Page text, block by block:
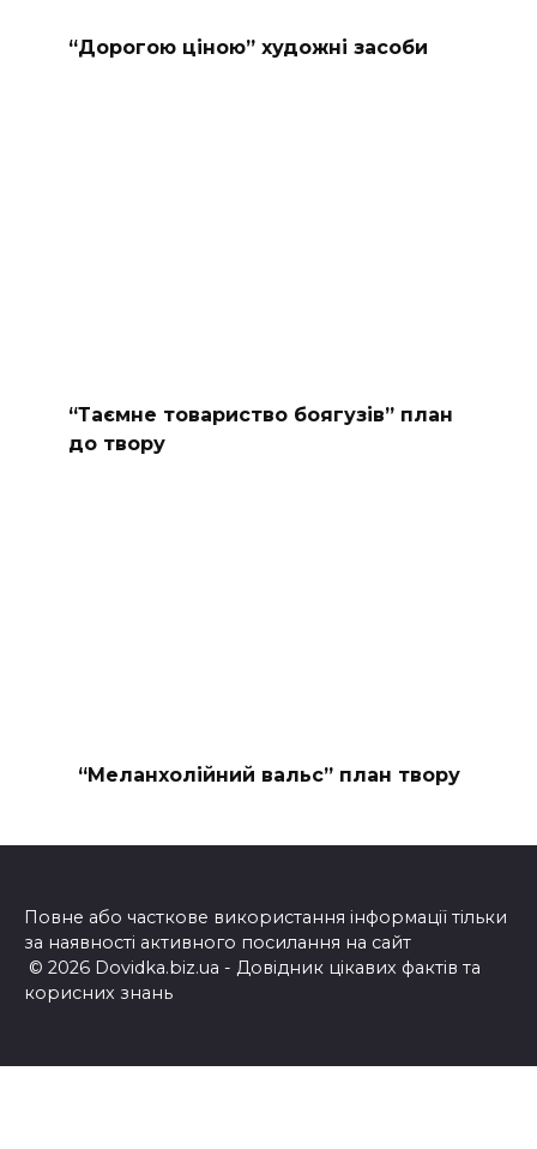
“Дорогою ціною” художні засоби
“Таємне товариство боягузів” план
до твору
“Меланхолійний вальс” план твору
Повне або часткове використання інформації тільки
за наявності активного посилання на сайт
© 2026 Dovidka.biz.ua - Довідник цікавих фактів та
корисних знань